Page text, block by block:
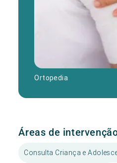
Ortopedia
Áreas de
Consulta Criança e